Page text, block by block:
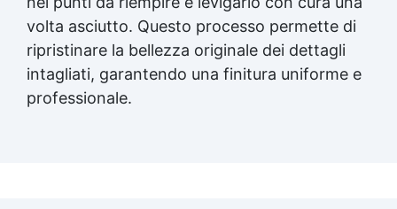
volta asciutto. Questo processo permette di
ripristinare la bellezza originale dei dettagli
intagliati, garantendo una finitura uniforme e
professionale.